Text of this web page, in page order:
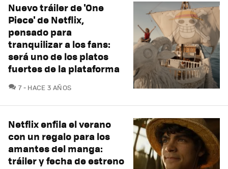
Nuevo tráiler de 'One
Piece' de Netflix,
pensado para
tranquilizar a los fans:
será uno de los platos
fuertes de la plataforma
7COMENTARIOS
HACE 3 AÑOS
Netflix enfila el verano
con un regalo para los
amantes del manga:
tráiler y fecha de estreno